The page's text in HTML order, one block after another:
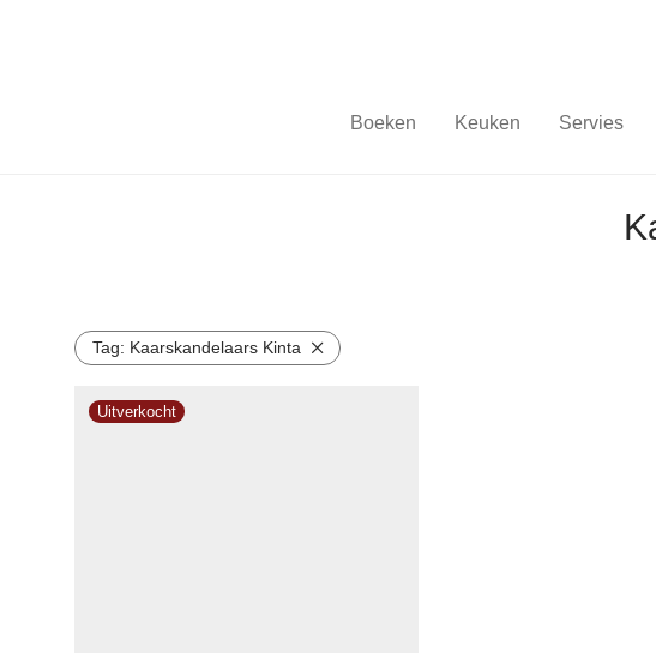
Boeken Keuken Servies
Tag: Kaarskandelaars Kinta